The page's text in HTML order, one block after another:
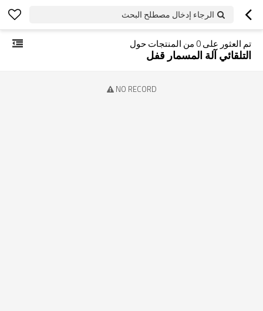
الرجاء إدخال مصطلح البحث
تم العثور على0من المنتجات حول
التلقائي آلة المسمار قفل
NO RECORD